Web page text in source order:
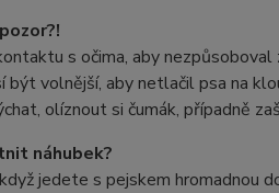
s očima, aby
být volnější, aby netlačil psa na
olíznout si čumák, případně
náhubek?
jedete s pejskem hromadnou